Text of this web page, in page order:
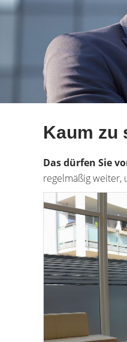
Kaum zu
Das dürfen Sie
regelmäßig weiter,